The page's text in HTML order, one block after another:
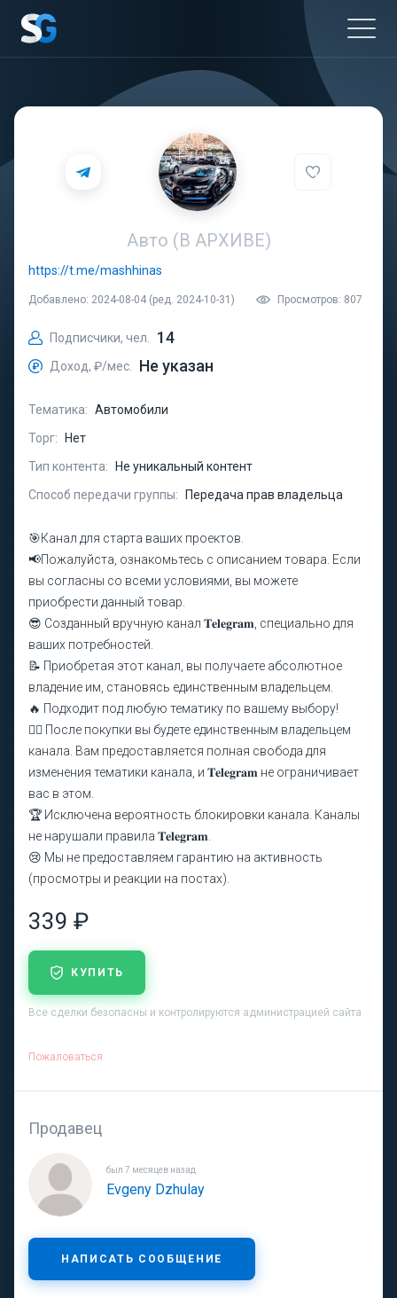
Авто (В АРХИВЕ)
https://t.me/mashhinas
Добавлено: 2024-08-04 (ред. 2024-10-31) Просмотров: 807
Подписчики, чел. 14
Доход, ₽/мес. Не указан
Тематика: Автомобили
Торг:
Нет
Тип контента:
Не уникальный контент
Способ передачи группы:
Передача прав владельца
🎯Канал для старта ваших проектов.
📢Пожалуйста, ознакомьтесь с описанием товара. Если
вы согласны со всеми условиями, вы можете
приобрести данный товар.
😎 Созданный вручную канал 𝐓𝐞𝐥𝐞𝐠𝐫𝐚𝐦, специально для
ваших потребностей.
📝 Приобретая этот канал, вы получаете абсолютное
владение им, становясь единственным владельцем.
🔥 Подходит под любую тематику по вашему выбору!
❤️‍🔥 После покупки вы будете единственным владельцем
канала. Вам предоставляется полная свобода для
изменения тематики канала, и 𝐓𝐞𝐥𝐞𝐠𝐫𝐚𝐦 не ограничивает
вас в этом.
🏆 Исключена вероятность блокировки канала. Каналы
не нарушали правила 𝐓𝐞𝐥𝐞𝐠𝐫𝐚𝐦.
😢 Мы не предоставляем гарантию на активность
(просмотры и реакции на постах).
339 ₽
КУПИТЬ
Все сделки безопасны и контролируются администрацией сайта
Пожаловаться
Продавец
был 7 месяцев назад
Evgeny Dzhulay
НАПИСАТЬ СООБЩЕНИЕ